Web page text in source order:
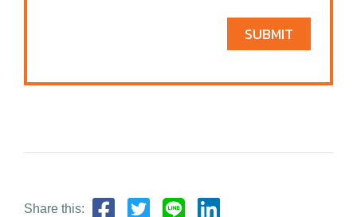
SUBMIT
Share this: